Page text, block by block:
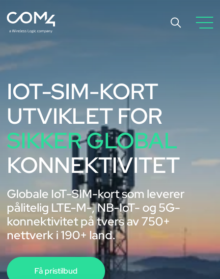
IOT-SIM-KORT
UTVIKLET FOR
SIKKER GLOBAL
KONNEKTIVITET
Globale IoT-SIM-kort som leverer
pålitelig LTE-M-, NB-IoT- og 5G-
konnektivitet på tvers av 750+
nettverk i 190+ land.
Få pristilbud